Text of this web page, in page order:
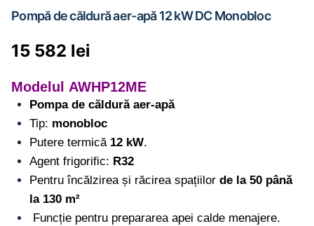
Pompă de căldură aer-apă 12 kW DC Monobloc
15 582 lei
Modelul AWHP12ME
Pompa de căldură aer-apă
Tip: monobloc
Putere termică 12 kW.
Agent frigorific: R32
Pentru încălzirea și răcirea spațiilor de la 50 până
la 130 m²
Funcție pentru prepararea apei calde menajere.